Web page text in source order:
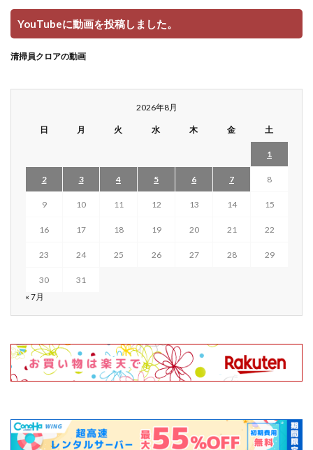
YouTubeに動画を投稿しました。
清掃員クロアの動画
2026年8月
日 月 火 水 木 金 土
1
2 3 4 5 6 7 8
9 10 11 12 13 14 15
16 17 18 19 20 21 22
23 24 25 26 27 28 29
30
31
« 7月